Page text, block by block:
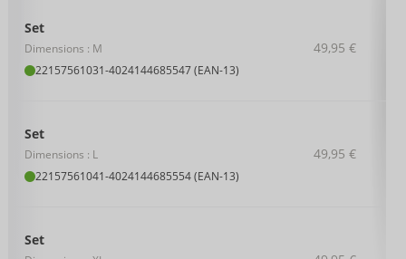
Set
Dimensions : M
22157561031-4024144685547 (EAN-13)
49,95 €
Set
Dimensions : L
22157561041-4024144685554 (EAN-13)
49,95 €
Set